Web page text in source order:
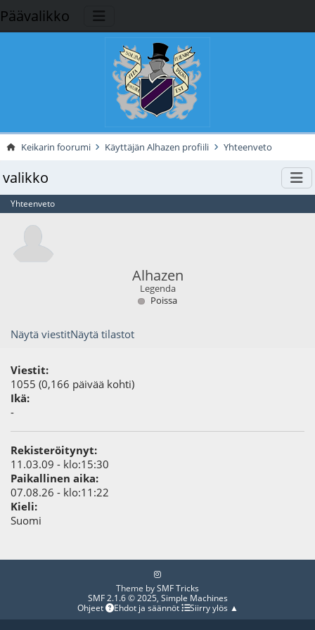
Päävalikko
Keikarin foorumi Käyttäjän Alhazen profiili Yhteenveto
valikko
Yhteenveto
Alhazen
Legenda
Poissa
Näytä viestitNäytä tilastot
Viestit:
1055 (0,166 päivää kohti)
Ikä:
-
Rekisteröitynyt:
11.03.09 - klo:15:30
Paikallinen aika:
07.08.26 - klo:11:22
Kieli:
Suomi
Theme bySMF Tricks
SMF 2.1.6 © 2025, Simple Machines
Ohjeet
Ehdot ja säännöt Siirry ylös ▲